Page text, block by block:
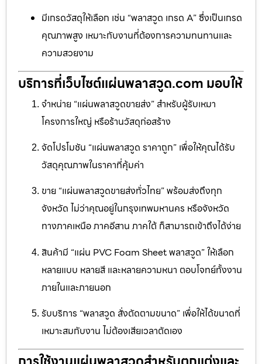
มีเกรดวัสดุให้เลือก เช่น “พลาสวูด เกรด A” ซึ่งเป็นเกรด
คุณภาพสูง เหมาะกับงานที่ต้องการความทนทานและ
ความสวยงาม
บริการที่เว็บไซต์แผ่นพลาสวูด.com มอบให้
จำหน่าย “แผ่นพลาสวูดขายส่ง” สำหรับผู้รับเหมา
โครงการใหญ่ หรือร้านวัสดุก่อสร้าง
จัดโปรโมชัน “แผ่นพลาสวูด ราคาถูก” เพื่อให้คุณได้รับ
วัสดุคุณภาพในราคาที่คุ้มค่า
ขาย “แผ่นพลาสวูดขายส่งทั่วไทย” พร้อมส่งถึงทุก
จังหวัด ไม่ว่าคุณอยู่ในกรุงเทพมหานคร หรือจังหวัด
ทางภาคเหนือ ภาคอีสาน ภาคใต้ ก็สามารถเข้าถึงได้ง่าย
สินค้ามี “แผ่น PVC Foam Sheet พลาสวูด” ให้เลือก
หลายแบบ หลายสี และหลายความหนา ตอบโจทย์ทั้งงาน
ภายในและภายนอก
รับบริการ “พลาสวูด สั่งตัดตามขนาด” เพื่อให้ได้ขนาดที่
เหมาะสมกับงาน ไม่ต้องเสียเวลาตัดเอง